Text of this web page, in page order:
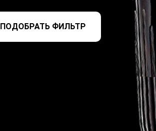
ПОДОБРАТЬ ФИЛЬТР